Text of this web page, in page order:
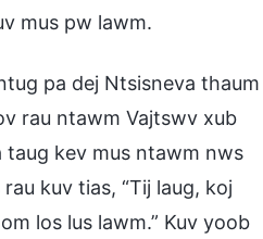
mus pw lawm.
pa dej Ntsisneva thaum
rau ntawm Vajtswv xub
taug kev mus ntawm nws
kuv tias, “Tij laug, koj
los lus lawm.” Kuv yoob